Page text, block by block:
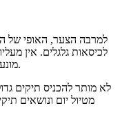
למרבה הצער, האופי של
לכיסאות גלגלים. אין
מונעות ממי שיש לו מגבלות ניידות להגיע לראש.
לא מותר להכניס תיקים
מטיול יום ונושאים